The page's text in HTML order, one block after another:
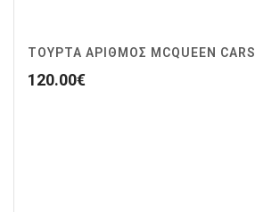
ΤΟΥΡΤΑ ΑΡΙΘΜΟΣ MCQUEEN CARS
120.00€